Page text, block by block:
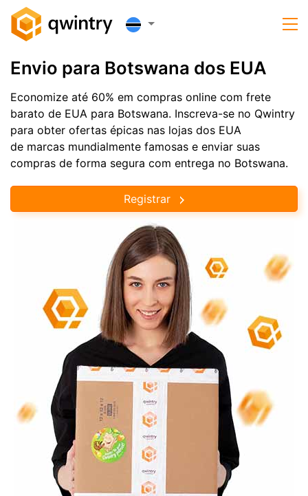
Envio para Botswana dos EUA
Economize até 60% em compras online com frete
barato de EUA para Botswana. Inscreva-se no Qwintry
para obter ofertas épicas nas lojas dos EUA
de marcas mundialmente famosas e enviar suas
compras de forma segura com entrega no Botswana.
Registrar